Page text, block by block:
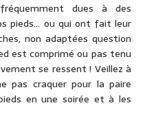
dues à des
pieds… ou qui ont fait leur
non adaptées question
est comprimé ou pas tenu
se ressent ! Veillez à
pas craquer pour la paire
en une soirée et à les